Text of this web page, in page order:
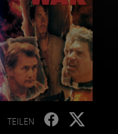
TEILEN